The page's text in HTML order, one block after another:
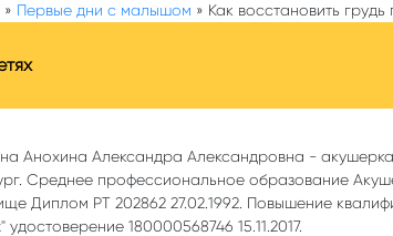
» Первые дни с малышом » Как восстановить
Анохина Александра Александровна -
Среднее профессиональное образование
Диплом РТ 202862 27.02.1992. Повышение
180000568746 15.11.2017.